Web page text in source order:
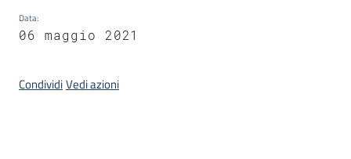
su
Data:
06 maggio 2021
CondividiVedi azioni